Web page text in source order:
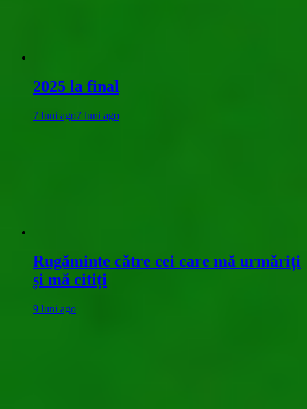
2025 la final
7 luni ago7 luni ago
Rugăminte către cei care mă urmăriți
și mă citiți
9 luni ago